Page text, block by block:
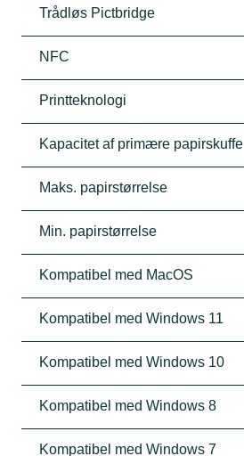
Trådløs Pictbridge
NFC
Printteknologi
Kapacitet af primære papirskuffe
Maks. papirstørrelse
Min. papirstørrelse
Kompatibel med MacOS
Kompatibel med Windows 11
Kompatibel med Windows 10
Kompatibel med Windows 8
Kompatibel med Windows 7